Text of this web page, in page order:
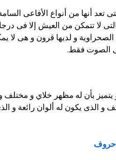
تعد أنها من أنواع الأفاعى
لا تتمكن من العيش إلا فى
و لديها قرون و هى لا
الصوت فقط.
بأن له مظهر خلاي و مختلف و